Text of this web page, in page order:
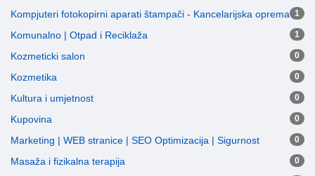
Kompjuteri fotokopirni aparati štampači - Kancelarijska oprema 1
Komunalno | Otpad i Reciklaža 1
Kozmeticki salon 0
Kozmetika 0
Kultura i umjetnost 0
Kupovina 0
Marketing | WEB stranice | SEO Optimizacija | Sigurnost 0
Masaža i fizikalna terapija 0